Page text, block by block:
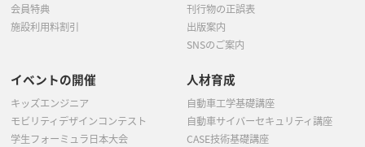
会員特典
施設利用料割引
刊行物の正誤表
出版案内
SNSのご案内
イベントの開催
キッズエンジニア
モビリティデザインコンテスト
学生フォーミュラ日本大会
人材育成
自動車工学基礎講座
自動車サイバーセキュリティ講座
CASE技術基礎講座